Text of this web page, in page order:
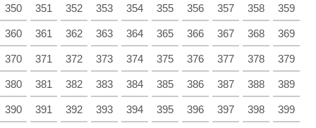
350 351 352 353 354 355 356 357 358 359
360 361 362 363 364 365 366 367 368 369
370 371 372 373 374 375 376 377 378 379
380 381 382 383 384 385 386 387 388 389
390 391 392 393 394 395 396 397 398 399